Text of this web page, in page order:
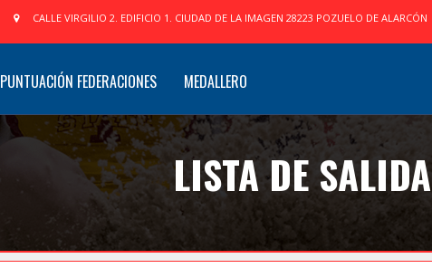
CALLE VIRGILIO 2. EDIFICIO 1. CIUDAD DE LA IMAGEN 28223 POZUELO DE ALARCÓN
PUNTUACIÓN FEDERACIONES MEDALLERO
LISTA DE SALIDA